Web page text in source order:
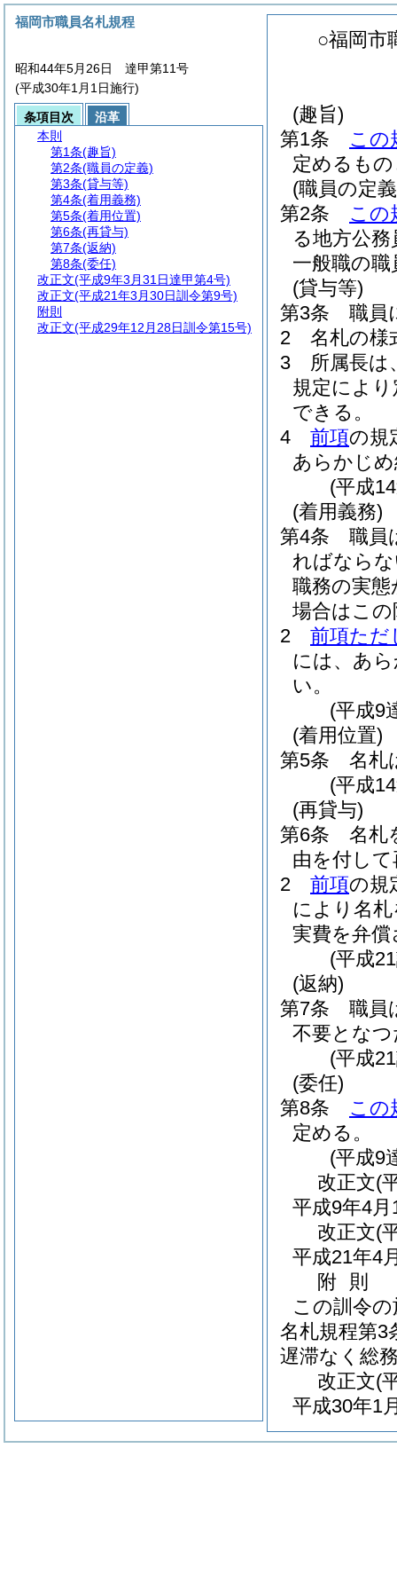
○福岡市
(趣旨)
第1条
この
定めるも
(職員の定
第2条
この
る地方公務
一般職の
(貸与等)
第3条
職員
2
名札の様
3
所属長は
規定によ
できる。
4
前項の規
あらかじ
(平成
(着用義務)
第4条
職員
ればなら
職務の実
場合はこ
2
前項ただ
には、あ
い。
(平成9
(着用位置)
第5条
名札
(平成
(再貸与)
第6条
名札
由を付し
2
前項の規
により名
実費を弁
(平成
(返納)
第7条
職員
不要とな
(平成
(委任)
第8条
この
定める。
(平成9
改正文(
平成9年4
改正文(
平成21年4
附 則
この訓令
名札規程第3
遅滞なく総
改正文(
平成30年1
福岡市職員名札規程
昭和44年5月26日 達甲第11号
(平成30年1月1日施行)
条項目次
沿革
本則
第1条(趣旨)
第2条(職員の定義)
第3条(貸与等)
第4条(着用義務)
第5条(着用位置)
第6条(再貸与)
第7条(返納)
第8条(委任)
改正文(平成9年3月31日達甲第4号)
改正文(平成21年3月30日訓令第9号)
附則
改正文(平成29年12月28日訓令第15号)